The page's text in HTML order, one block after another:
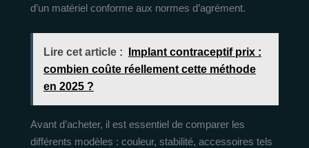
d’un matériel conforme aux normes d’agrément.
Lire cet article :
Implant contraceptif prix :
combien coûte réellement cette méthode
en 2025 ?
Avant d’acheter, il est essentiel de comparer les
différents modèles : couleur, stabilité, accessoires tels